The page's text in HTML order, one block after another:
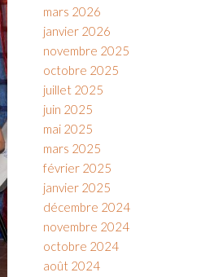
mars 2026
janvier 2026
novembre 2025
octobre 2025
juillet 2025
juin 2025
mai 2025
mars 2025
février 2025
janvier 2025
décembre 2024
novembre 2024
octobre 2024
août 2024